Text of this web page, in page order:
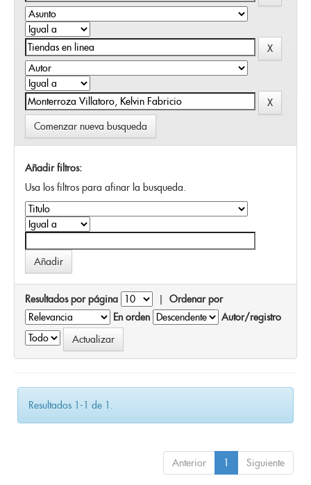
Comenzar nueva busqueda
Añadir filtros:
Usa los filtros para afinar la busqueda.
Resultados por página | Ordenar por
En orden
Autor/registro
Resultados 1-1 de 1.
Anterior 1 Siguiente